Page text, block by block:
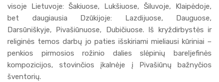
visoje Lietuvoje: Šakiuose, Lukšiuose, Šiluvoje, Klaipėdoje,
bet daugiausia Dzūkijoje: Lazdijuose, Dauguose,
Darsūniškyje, Pivašiūnuose, Dubičiuose. Iš kryždirbystės ir
religinės temos darbų jo paties išskiriami mieliausi kūriniai –
penkios pirmosios rožinio dalies slėpinių bareljefinės
kompozicijos, stovinčios įkalnėje į Pivašiūnų bažnyčios
šventorių.